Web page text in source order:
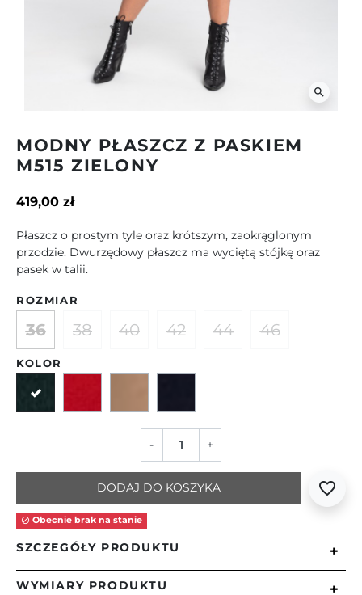
zoom_in
MODNY PŁASZCZ Z PASKIEM
M515 ZIELONY
419,00 zł
Płaszcz o prostym tyle oraz krótszym, zaokrąglonym
przodzie. Dwurzędowy płaszcz ma wyciętą stójkę oraz
pasek w talii.
ROZMIAR
36 38 40 42 44 46
KOLOR
- +
DODAJ DO KOSZYKA favorite_border
 Obecnie brak na stanie
SZCZEGÓŁY PRODUKTU +
WYMIARY PRODUKTU +